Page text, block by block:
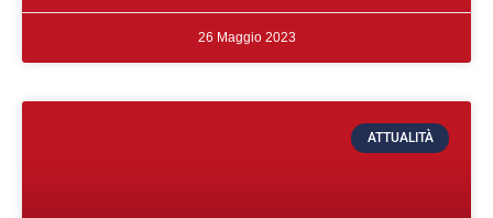
26 Maggio 2023
ATTUALITÀ